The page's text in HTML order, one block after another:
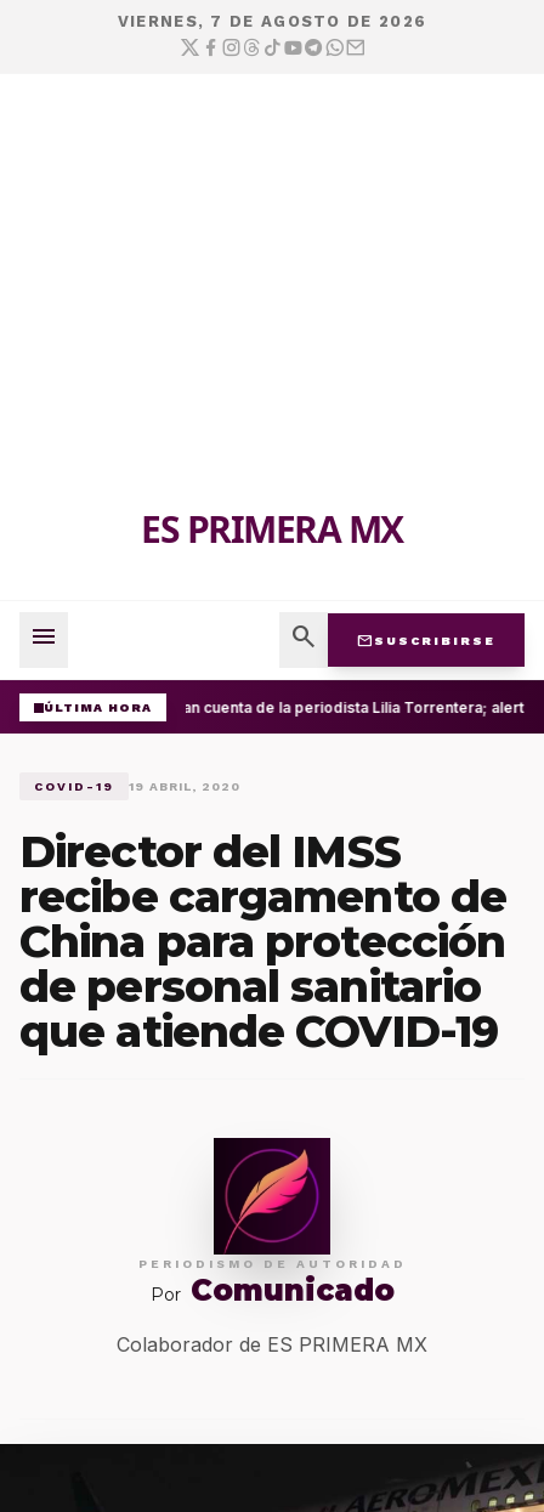
VIERNES, 7 DE AGOSTO DE 2026
ES PRIMERA MX
menu search mail SUSCRIBIRSE
ÚLTIMA HORARoban cuenta de la periodista Lilia Torrentera; alerta
COVID-19 19 ABRIL, 2020
Director del IMSS
recibe cargamento de
China para protección
de personal sanitario
que atiende COVID-19
PERIODISMO DE AUTORIDAD
Por Comunicado
Colaborador de ES PRIMERA MX